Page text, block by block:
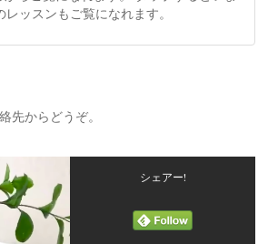
レッスンもご覧になれます。
先からどうぞ。
シェアー!